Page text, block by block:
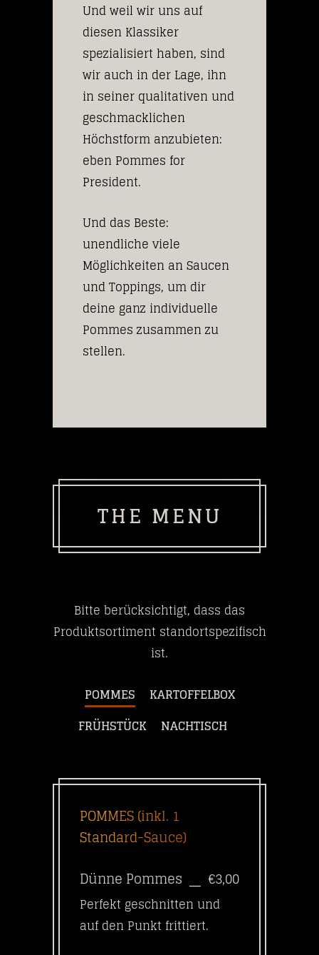
Und weil wir uns auf
diesen Klassiker
spezialisiert haben, sind
wir auch in der Lage, ihn
in seiner qualitativen und
geschmacklichen
Höchstform anzubieten:
eben Pommes for
President.
Und das Beste:
unendliche viele
Möglichkeiten an Saucen
und Toppings, um dir
deine ganz individuelle
Pommes zusammen zu
stellen.
THE MENU
Bitte berücksichtigt, dass das
Produktsortiment standortspezifisch
ist.
POMMES
KARTOFFELBOX
FRÜHSTÜCK
NACHTISCH
POMMES (inkl. 1
Standard-Sauce)
Dünne Pommes
€3,00
Perfekt geschnitten und
auf den Punkt frittiert.